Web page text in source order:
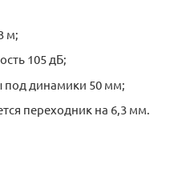
м;
105 дБ;
динамики 50 мм;
переходник на 6,3 мм.